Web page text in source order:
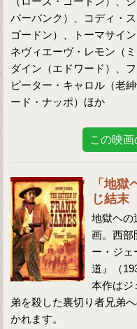
バーバンク）、コディ・
ゴードン）、トーマサイ
ネヴィエーヴ・レモン（
ダイン（エドワード）、
ピーター・キャロル（老
ード・ナッポ）ほか
この映
「地
じ結末
地獄ヘの
画。西部
ー・ジェ
道』（
本作はジ
弟を殺した裏切り者兄弟
かれます。